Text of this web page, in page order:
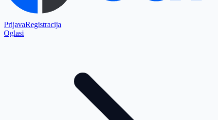
PrijavaRegistracija
Oglasi